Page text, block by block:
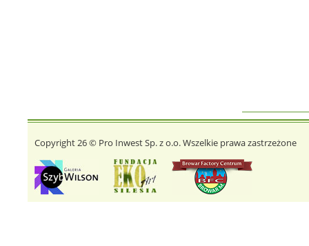
Copyright 26 © Pro Inwest Sp. z o.o. Wszelkie prawa zastrzeżone